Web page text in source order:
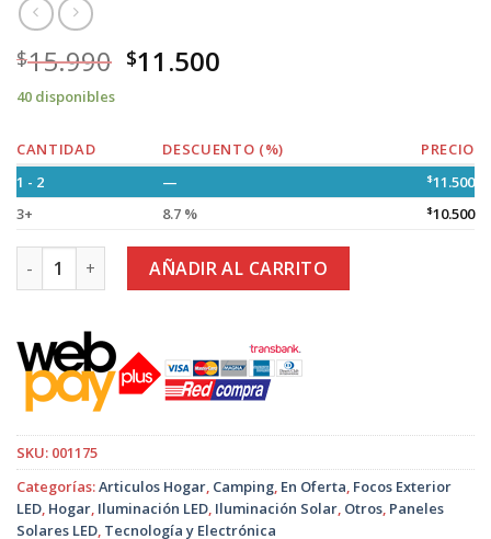
$15.990 $11.500
40 disponibles
CANTIDAD DESCUENTO (%)
PRECIO
1 - 2
— $11.500
3+
8.7 % $10.500
Foco Solar 80W. Soporte y Control Remoto Sin Sensor de
AÑADIR AL CARRITO
SKU: 001175
Categorías:Articulos Hogar, Camping, En Oferta, Focos Exterior
LED, Hogar, Iluminación LED, Iluminación Solar, Otros, Paneles
Solares LED, Tecnología y Electrónica